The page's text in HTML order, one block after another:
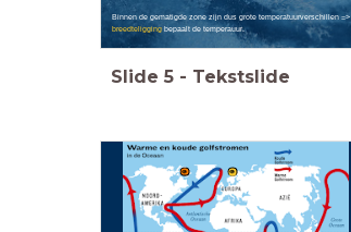
Binnen de gematigde zone zijn dus grote temperatuurverschillen =>
breedteliggingbepaalt de temperauur.
Slide 5 - Tekstslide